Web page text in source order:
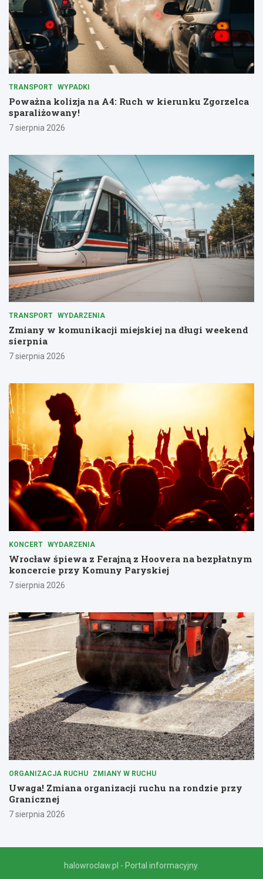
TRANSPORT WYPADKI
Poważna kolizja na A4: Ruch w kierunku Zgorzelca
sparaliżowany!
7 sierpnia 2026
TRANSPORT WYDARZENIA
Zmiany w komunikacji miejskiej na długi weekend
sierpnia
7 sierpnia 2026
KONCERT WYDARZENIA
Wrocław śpiewa z Ferajną z Hoovera na bezpłatnym
koncercie przy Komuny Paryskiej
7 sierpnia 2026
ORGANIZACJA RUCHU ZMIANY W RUCHU
Uwaga! Zmiana organizacji ruchu na rondzie przy
Granicznej
7 sierpnia 2026
halowroclaw.pl - Portal informacyjny.